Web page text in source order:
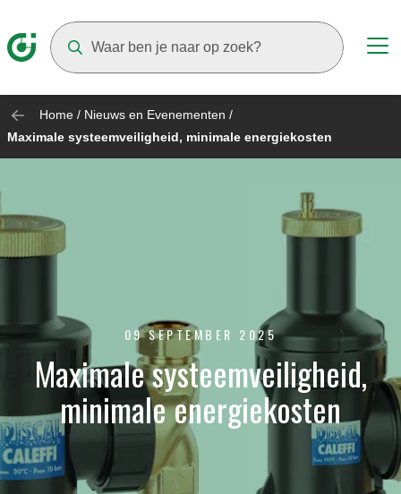
Home / Nieuws en Evenementen /
Maximale systeemveiligheid, minimale energiekosten
09 SEPTEMBER 2025
Maximale systeemveiligheid,
minimale energiekosten